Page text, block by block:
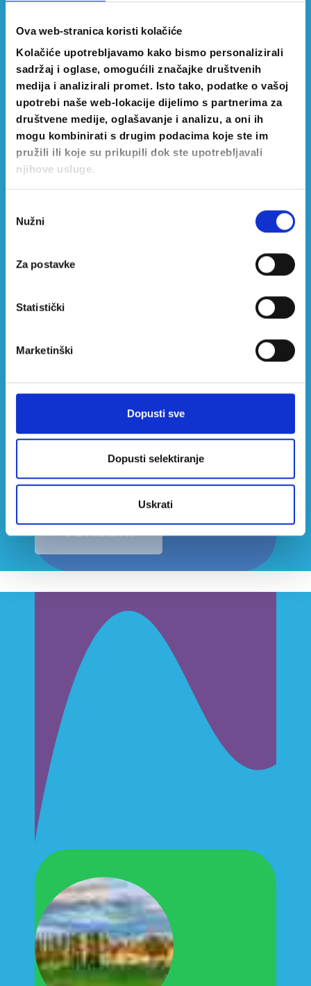
Ova web-stranica koristi kolačiće
Kolačiće upotrebljavamo kako bismo personalizirali
sadržaj i oglase, omogućili značajke društvenih
medija i analizirali promet. Isto tako, podatke o vašoj
upotrebi naše web-lokacije dijelimo s partnerima za
društvene medije, oglašavanje i analizu, a oni ih
mogu kombinirati s drugim podacima koje ste im
pružili ili koje su prikupili dok ste upotrebljavali
njihove usluge.
pristanka
Nužni
Za postavke
Statistički
Marketinški
Dopusti sve
Dopusti selektiranje
Uskrati
Ivanić-Grad
ODABERI
Samobor
ODABERI